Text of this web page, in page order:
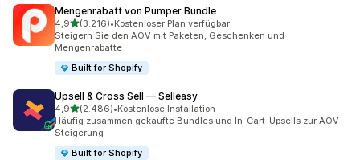
Mengenrabatt von Pumper Bundle
4,9von 5 Sternen
(3.216)
3216 Rezensionen insgesamt
•Kostenloser Plan verfügbar
Steigern Sie den AOV mit Paketen, Geschenken und
Mengenrabatte
Built for Shopify
Upsell & Cross Sell — Selleasy
4,9von 5 Sternen
(2.486)
2486 Rezensionen insgesamt
•Kostenlose Installation
Häufig zusammen gekaufte Bundles und In-Cart-Upsells zur AOV-
Steigerung
Built for Shopify